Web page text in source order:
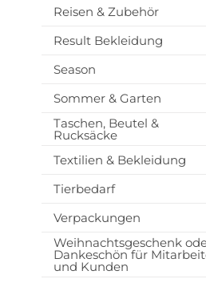
Reisen & Zubehör
Result Bekleidung
Season
Sommer & Garten
Taschen, Beutel &
Rucksäcke
Textilien & Bekleidung
Tierbedarf
Verpackungen
Weihnachtsgeschenk
Dankeschön für
und Kunden